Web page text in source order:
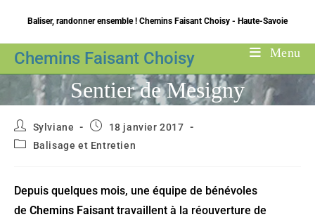
content
Baliser, randonner ensemble ! Chemins Faisant Choisy - Haute-Savoie
Chemins Faisant Choisy Menu
Sentier de Mesigny
Auteur/autrice
de
la
Sylviane
Publication
18 janvier 2017
PostBalisage et Entretien
Depuis quelques mois, une équipe de bénévoles
de Chemins Faisant travaillent à la réouverture de